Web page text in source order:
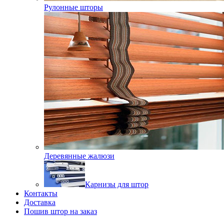
Рулонные шторы
Деревянные жалюзи
Карнизы для штор
Контакты
Доставка
Пошив штор на заказ